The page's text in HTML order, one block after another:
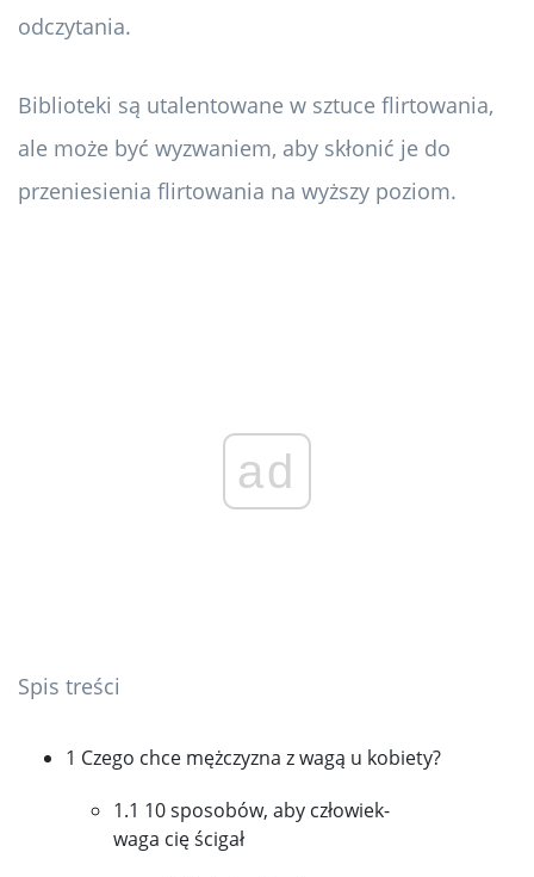
odczytania.
Biblioteki są utalentowane w sztuce flirtowania,
ale może być wyzwaniem, aby skłonić je do
przeniesienia flirtowania na wyższy poziom.
ad
Spis treści
1 Czego chce mężczyzna z wagą u kobiety?
1.1 10 sposobów, aby człowiek-
waga cię ścigał